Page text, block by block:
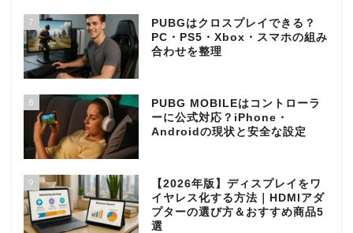
7
PUBGはクロスプレイできる？
PC・PS5・Xbox・スマホの組み
合わせを整理
8
PUBG MOBILEはコントローラ
ーに公式対応？iPhone・
Androidの現状と安全な設定
9
【2026年版】ディスプレイをワ
イヤレス化する方法｜HDMIアダ
プターの選び方＆おすすめ商品5
選